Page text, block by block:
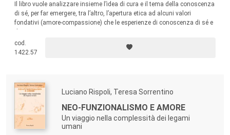
Il libro vuole analizzare insieme l’idea di cura e il tema della conoscenza
di sé, per far emergere, tra l’altro, l’apertura etica ad alcuni valori
fondativi (amore-compassione) che le esperienze di conoscenza di sé e
cod.
1422.57
Luciano Rispoli, Teresa Sorrentino
NEO-FUNZIONALISMO E AMORE
Un viaggio nella complessità dei legami
umani